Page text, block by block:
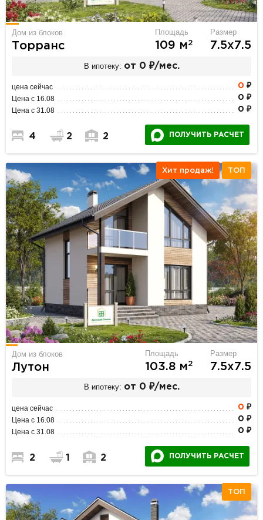
Дом из блоков
Торранс
Площадь
109 м2
Размер
7.5х7.5
В ипотеку: от 0 ₽/мес.
цена сейчас 0 ₽
Цена с 16.08 0 ₽
Цена с 31.08 0 ₽
4 2 2 ПОЛУЧИТЬ РАСЧЕТ
Хит продаж! ТОП
Дом из блоков
Лутон
Площадь
103.8 м2
Размер
7.5х7.5
В ипотеку: от 0 ₽/мес.
цена сейчас 0 ₽
Цена с 16.08 0 ₽
Цена с 31.08 0 ₽
2 1 2 ПОЛУЧИТЬ РАСЧЕТ
ТОП